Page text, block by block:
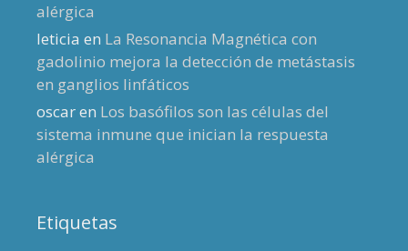
alérgica
leticia en La Resonancia Magnética con
gadolinio mejora la detección de metástasis
en ganglios linfáticos
oscaren Los basófilos son las células del
sistema inmune que inician la respuesta
alérgica
Etiquetas